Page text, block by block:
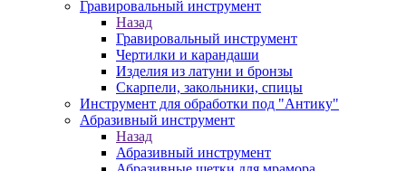
Гравировальный инструмент
Назад
Гравировальный инструмент
Чертилки и карандаши
Изделия из латуни и бронзы
Скарпели, закольники, спицы
Инструмент для обработки под "Антику"
Абразивный инструмент
Назад
Абразивный инструмент